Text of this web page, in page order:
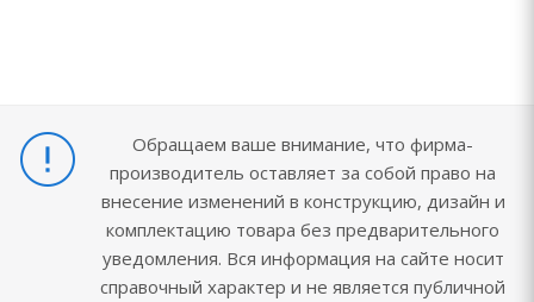
Обращаем ваше внимание, что фирма-
производитель оставляет за собой право на
внесение изменений в конструкцию, дизайн и
комплектацию товара без предварительного
уведомления. Вся информация на сайте носит
справочный характер и не является публичной